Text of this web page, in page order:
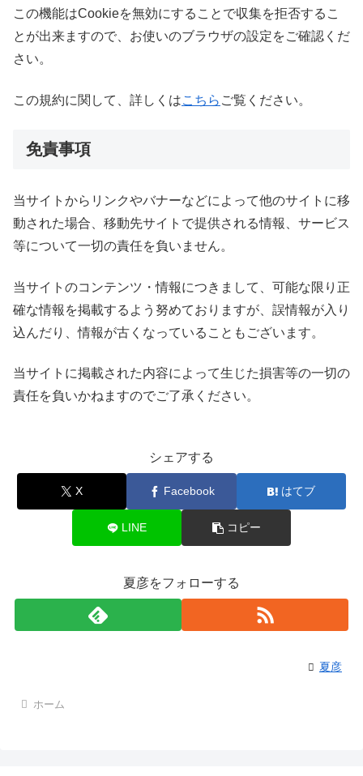
この機能はCookieを無効にすることで収集を拒否するこ
とが出来ますので、お使いのブラウザの設定をご確認くだ
さい。
この規約に関して、詳しくはこちら ご覧ください。
免責事項
当サイトからリンクやバナーなどによって他のサイトに移
動された場合、移動先サイトで提供される情報、サービス
等について一切の責任を負いません。
当サイトのコンテンツ・情報につきまして、可能な限り正
確な情報を掲載するよう努めておりますが、誤情報が入り
込んだり、情報が古くなっていることもございます。
当サイトに掲載された内容によって生じた損害等の一切の
責任を負いかねますのでご了承ください。
シェアする
X Facebook はてブ
LINE コピー
夏彦をフォローする
夏彦
ホーム